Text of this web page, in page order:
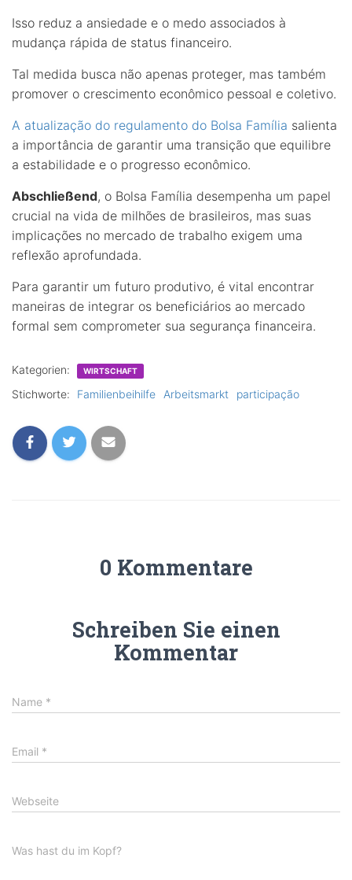
Isso reduz a ansiedade e o medo associados à
mudança rápida de status financeiro.
Tal medida busca não apenas proteger, mas também
promover o crescimento econômico pessoal e coletivo.
A atualização do regulamento do Bolsa Família salienta
a importância de garantir uma transição que equilibre
a estabilidade e o progresso econômico.
Abschließend, o Bolsa Família desempenha um papel
crucial na vida de milhões de brasileiros, mas suas
implicações no mercado de trabalho exigem uma
reflexão aprofundada.
Para garantir um futuro produtivo, é vital encontrar
maneiras de integrar os beneficiários ao mercado
formal sem comprometer sua segurança financeira.
Kategorien: WIRTSCHAFT
Stichworte: Familienbeihilfe Arbeitsmarkt participação
0 Kommentare
Schreiben Sie einen
Kommentar
Name *
Email *
Webseite
Was hast du im Kopf?